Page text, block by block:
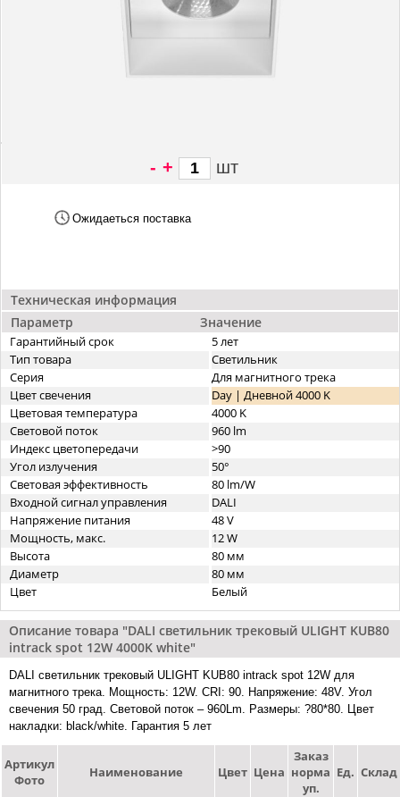
Техническая информация
Параметр
Значение
Гарантийный срок
5 лет
Тип товара
Светильник
Серия
Для магнитного трека
Цвет свечения
Day | Дневной 4000 K
Цветовая температура
4000 K
Световой поток
960 lm
Индекс цветопередачи
>90
Угол излучения
50°
Световая эффективность
80 lm/W
Входной сигнал управления
DALI
Напряжение питания
48 V
Мощность, макс.
12 W
Высота
80 мм
Диаметр
80 мм
Цвет
Белый
- + шт
Ожидаеться поставка
Описание товара "DALI cветильник трековый ULIGHT KUB80
intrack spot 12W 4000K white"
DALI cветильник трековый ULIGHT KUB80 intrack spot 12W для
магнитного трека. Мощность: 12W. CRI: 90. Напряжение: 48V. Угол
свечения 50 град. Световой поток – 960Lm. Размеры: ?80*80. Цвет
накладки: black/white. Гарантия 5 лет
Артикул
Фото
Наименование Цвет Цена
Заказ
норма
уп.
Ед. Склад